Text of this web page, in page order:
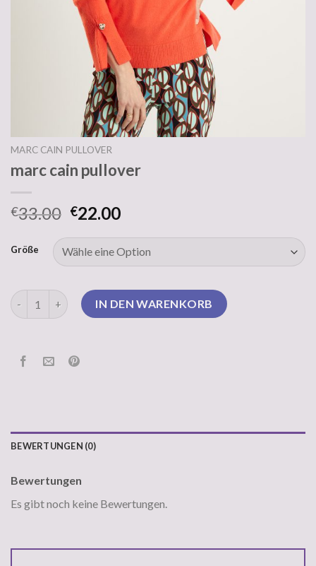
MARC CAIN PULLOVER
marc cain pullover
€33.00 €22.00
Größe
marc cain pullover MengeIN DEN WARENKORB
BEWERTUNGEN (0)
Bewertungen
Es gibt noch keine Bewertungen.